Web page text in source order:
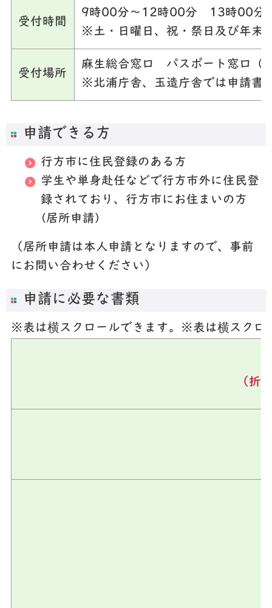
受付時間
9時00分～12時00分 13時00分
※土・日曜日、祝・祭日及び年末
受付場所
麻生総合窓口 パスポート窓口（
※北浦庁舎、玉造庁舎では申請書
申請できる方
行方市に住民登録のある方
学生や単身赴任などで行方市外に住民登
録されており、行方市にお住まいの方
(居所申請)
（居所申請は本人申請となりますので、事前
にお問い合わせください）
申請に必要な書類
※表は横スクロールできます。 ※表は横スクロ
（折